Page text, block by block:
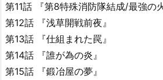
第11話 『第8特殊消防隊結成/最強の
第12話 『浅草開戦前夜』
第13話 『仕組まれた罠』
第14話 『誰が為の炎』
第15話 『鍛冶屋の夢』